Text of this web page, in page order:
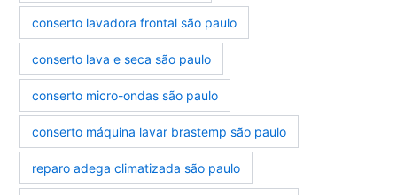
conserto lavadora frontal são paulo
conserto lava e seca são paulo
conserto micro-ondas são paulo
conserto máquina lavar brastemp são paulo
reparo adega climatizada são paulo